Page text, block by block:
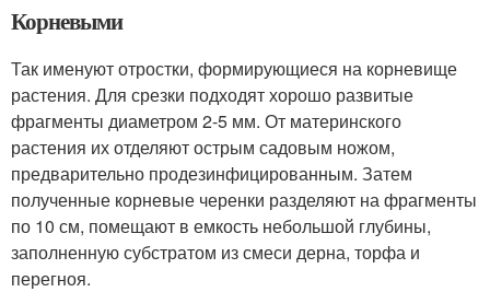
Корневыми
Так именуют отростки, формирующиеся на корневище
растения. Для срезки подходят хорошо развитые
фрагменты диаметром 2-5 мм. От материнского
растения их отделяют острым садовым ножом,
предварительно продезинфицированным. Затем
полученные корневые черенки разделяют на фрагменты
по 10 см, помещают в емкость небольшой глубины,
заполненную субстратом из смеси дерна, торфа и
перегноя.